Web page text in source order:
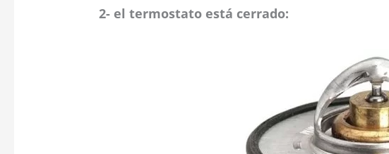
2- el termostato está cerrado: